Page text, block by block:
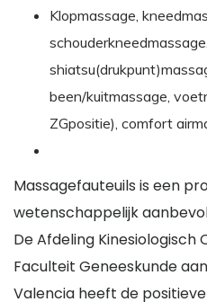
Klopmassage,
been/kuitmassage,
ZGpositie), comfort
Massagefauteuils is een
wetenschappelijk
De Afdeling Kinesiologisch
Faculteit Geneeskunde
Valencia heeft de